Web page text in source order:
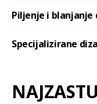
Piljenje i blanjanje
Specijalizirane